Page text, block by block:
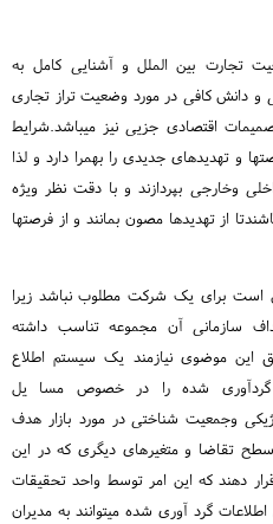
تجارت بین الملل و آشنایی کامل به
دانش کافی در مورد وضعیت تراز تجاری
اقتصادی جزیی نیز میباشد.شرایط
و تهدیدهای جدیدی را بهمرا دارد و لذا
وخارجی بپردازند و با دقت نظر ویژه
از تهدیدها مصون بمانند و از فرصتها
است برای یک شرکت مطلوب نباشد زیرا
سازمانی آن مجموعه تناسب داشته
این موضوی نیازمند یک سیستم اطلاع
گردآوری شده را در خصوص مسا یل
وجمعیت شناختی در مورد بازار هدف
تقاضا و متغیرهای دیگری که در این
دهند که این امر توسط واحد تحقیقات
گرد آوری شده میتوانند به مدیران